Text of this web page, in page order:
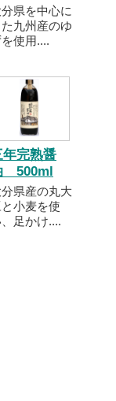
県を中心に
た九州産のゆ
使用....
年完熟醤
500ml
県産の丸大
小麦を使
足かけ....